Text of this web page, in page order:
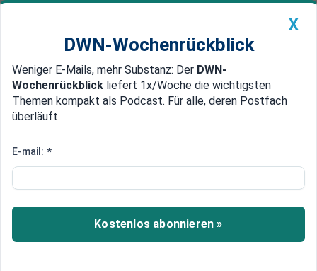
Newsticker MEIN DWN: Geldanlage Premium
Edelmetalle DWN-Magazin China
Finnland fürchtet um Sicherheit
Handelsrouten im Gespräch
Finnland schlägt Alarm: 95 Prozent seines
Handels läuft über die Ostsee. Bei einer
X
DWN-Wochenrückblick
Weniger E-Mails, mehr Substanz: Der DWN-
Wochenrückblick liefert 1x/Woche die wichtigsten
Themen kompakt als Podcast. Für alle, deren Postfach
überläuft.
E-mail: *
Kostenlos abonnieren »